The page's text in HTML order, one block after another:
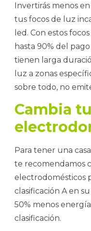
Invertirás menos
tus focos de luz
led. Con estos
hasta 90% del
tienen larga
luz a zonas
sobre todo, no
Cambia
Para tener una
te recomendamos
electrodomésticos
clasificación A en
50% menos
clasificación.